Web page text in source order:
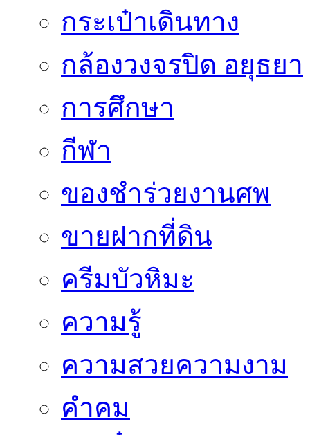
กระเป๋าเดินทาง
กล้องวงจรปิด อยุธยา
การศึกษา
กีฬา
ของชำร่วยงานศพ
ขายฝากที่ดิน
ครีมบัวหิมะ
ความรู้
ความสวยความงาม
คำคม